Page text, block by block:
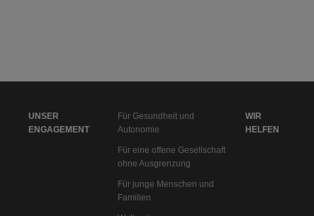
UNSER
ENGAGEMENT
Für Gesundheit und
Autonomie
Für eine offene Gesellschaft
ohne Ausgrenzung
Für junge Menschen und
Familien
WIR
HELFEN